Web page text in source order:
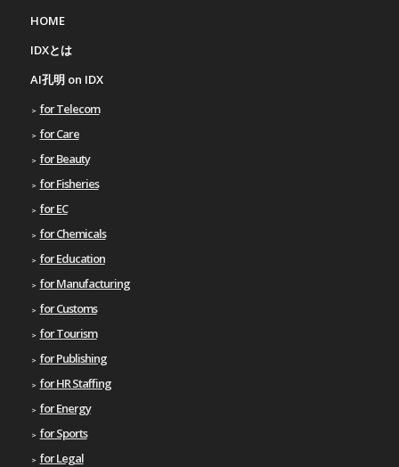
HOME
IDXとは
AI孔明 on IDX
for Telecom
for Care
for Beauty
for Fisheries
for EC
for Chemicals
for Education
for Manufacturing
for Customs
for Tourism
for Publishing
for HR Staffing
for Energy
for Sports
for Legal